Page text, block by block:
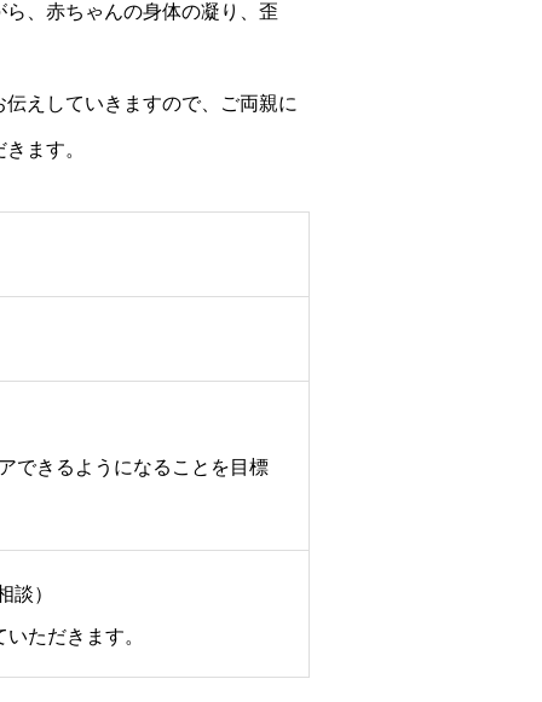
、赤ちゃんの身体の凝り、歪
えしていきますので、ご両親に
ます。
できるようになることを目標
談）
ただきます。